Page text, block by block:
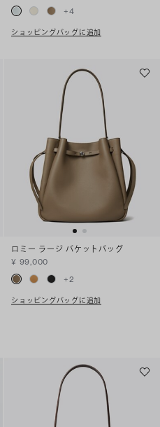
+4
ショッピングバッグに追加
ロミー ラージ バケットバッグ
¥ 99,000
+2
ショッピングバッグに追加